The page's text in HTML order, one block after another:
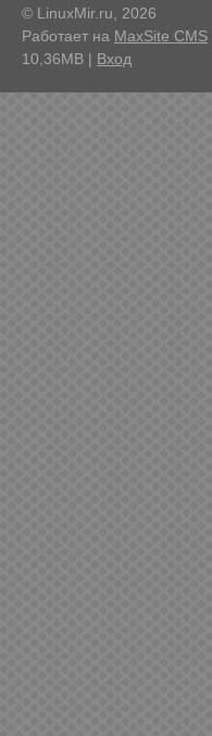
© LinuxMir.ru, 2026
Работает на MaxSite CMS
10,36MB | Вход